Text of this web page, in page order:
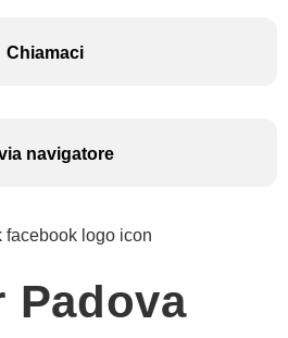
Chiamaci
navigatore
Padova